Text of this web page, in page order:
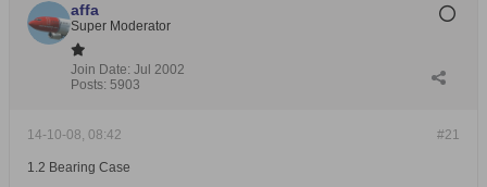
affa
Super Moderator
Join Date: Jul 2002
Posts: 5903
#21
14-10-08, 08:42
1.2 Bearing Case